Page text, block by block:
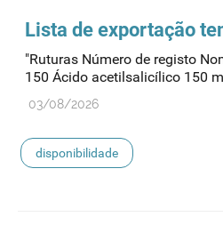
Lista de exportação
"Ruturas Número de registo
150 Ácido acetilsalicílico 150
03/08/2026
disponibilidade